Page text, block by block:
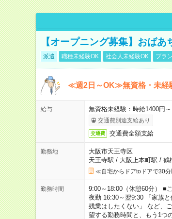
【オープニング募集】おば
派遣 職種未経験OK 社会人未経験OK ブラ
≪週2日～OK≫無資格・未経
給与 無資格未経験：時給1400
交通費別途支給あり
交通費 交通費全額支給
勤務地
大阪市天王寺区
天王寺駅 / 大阪上本町駅 / 鶴
≪自宅からドアtoドアで30分
勤務時間
9:00～18:00（休憩60分） ■
夜勤 16:30～翌9:30 「家族
残業はしたくない」 など、
望する勤務時間と、もう1つ